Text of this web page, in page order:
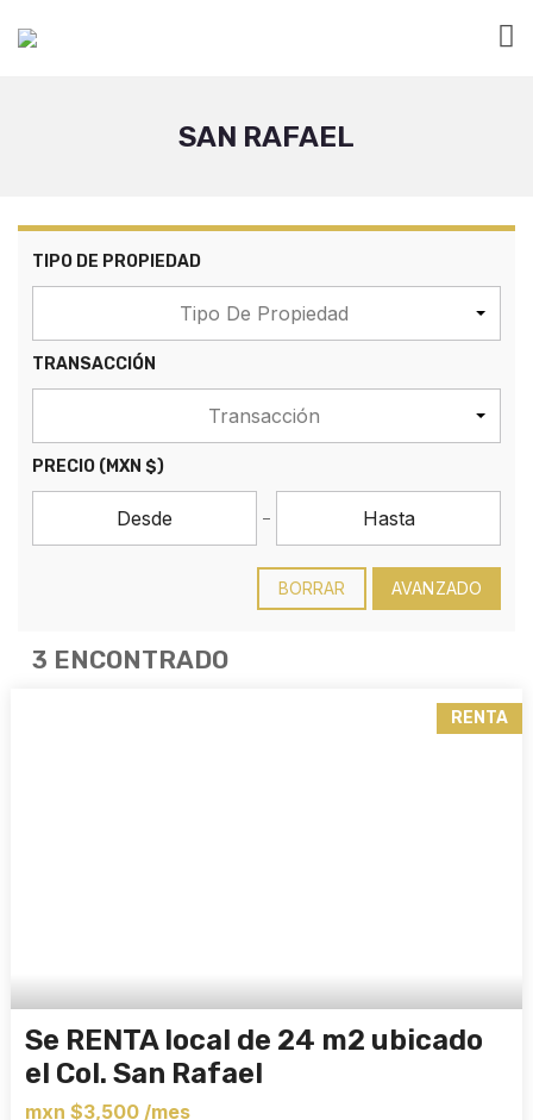
SAN RAFAEL
TIPO DE PROPIEDAD
Tipo De Propiedad
TRANSACCIÓN
Transacción
PRECIO (MXN $)
BORRAR AVANZADO
3 ENCONTRADO
RENTA
Se RENTA local de 24 m2 ubicado
el Col. San Rafael
mxn $3,500 /mes